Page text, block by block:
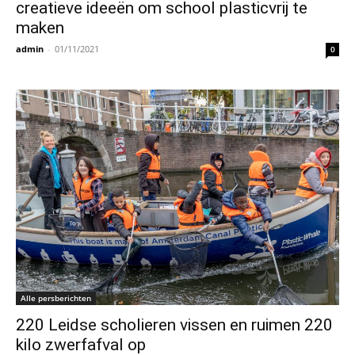
creatieve ideeën om school plasticvrij te
maken
admin - 01/11/2021 0
Alle persberichten
220 Leidse scholieren vissen en ruimen 220
kilo zwerfafval op